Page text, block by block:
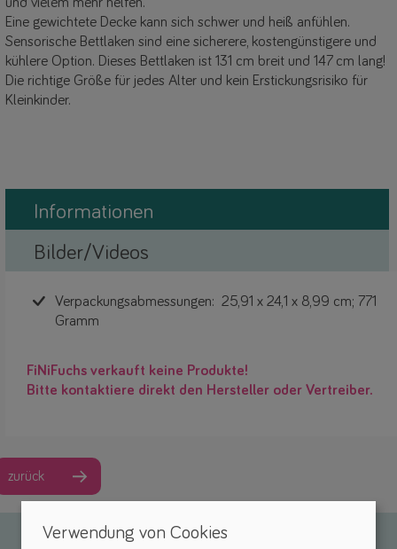
und vielem mehr helfen.
Eine gewichtete Decke kann sich schwer und heiß anfühlen.
Sensorische Bettlaken sind eine sicherere, kostengünstigere und
kühlere Option. Dieses Bettlaken ist 131 cm breit und 147 cm lang!
Die richtige Größe für jedes Alter und kein Erstickungsrisiko für
Kleinkinder.
Informationen
Bilder/Videos
Verpackungsabmessungen: ‎ 25,91 x 24,1 x 8,99 cm; 771
Gramm
FiNiFuchs verkauft keine Produkte!
Bitte kontaktiere direkt den Hersteller oder Vertreiber.
zurück
Verwendung von Cookies